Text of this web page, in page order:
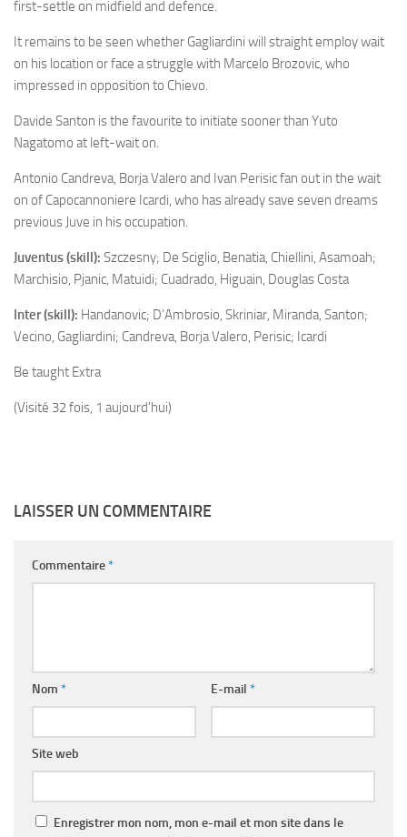
first-settle on midfield and defence.
It remains to be seen whether Gagliardini will straight employ wait
on his location or face a struggle with Marcelo Brozovic, who
impressed in opposition to Chievo.
Davide Santon is the favourite to initiate sooner than Yuto
Nagatomo at left-wait on.
Antonio Candreva, Borja Valero and Ivan Perisic fan out in the wait
on of Capocannoniere Icardi, who has already save seven dreams
previous Juve in his occupation.
Juventus (skill): Szczesny; De Sciglio, Benatia, Chiellini, Asamoah;
Marchisio, Pjanic, Matuidi; Cuadrado, Higuain, Douglas Costa
Inter (skill): Handanovic; D’Ambrosio, Skriniar, Miranda, Santon;
Vecino, Gagliardini; Candreva, Borja Valero, Perisic; Icardi
Be taught Extra
(Visité 32 fois, 1 aujourd'hui)
LAISSER UN COMMENTAIRE
Commentaire*
Nom * E-mail *
Site web
Enregistrer mon nom, mon e-mail et mon site dans le